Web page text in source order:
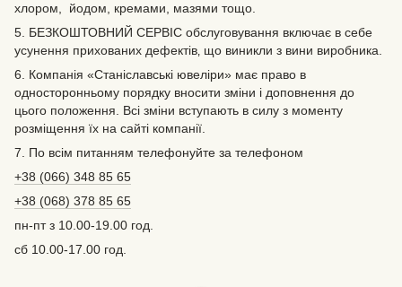
хлором, йодом, кремами, мазями тощо.
5. БЕЗКОШТОВНИЙ СЕРВІС обслуговування включає в себе
усунення прихованих дефектів‚ що виникли з вини виробника.
6. Компанія «Станіславські ювеліри» має право в
односторонньому порядку вносити зміни і доповнення до
цього положення. Всі зміни вступають в силу з моменту
розміщення їх на сайті компанії.
7. По всім питанням телефонуйте за телефоном
+38 (066) 348 85 65
+38 (068) 378 85 65
пн-пт з 10.00-19.00 год.
сб 10.00-17.00 год.